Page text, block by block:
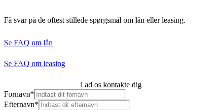
Få svar på de oftest stillede spørgsmål om lån eller leasing.
Se FAQ om lån
Se FAQ om leasing
Lad os kontakte dig
Fornavn*
Efternavn*